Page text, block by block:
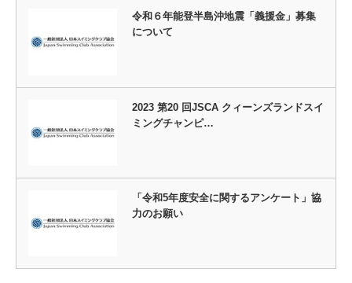
令和６年能登半島沖地震「義援金」募集
について
2023 第20 回JSCA クィーンズランドスイ
ミングチャンピ…
「令和5年度安全に関するアンケート」協
力のお願い